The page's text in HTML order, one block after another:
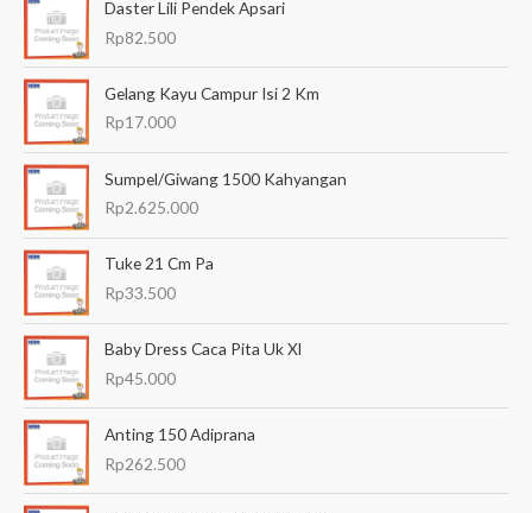
n
u
Daster Lili Pendek Apsari
Rp82.500
Gelang Kayu Campur Isi 2 Km
Rp17.000
Sumpel/Giwang 1500 Kahyangan
Rp2.625.000
Tuke 21 Cm Pa
Rp33.500
Baby Dress Caca Pita Uk Xl
Rp45.000
Anting 150 Adiprana
Rp262.500